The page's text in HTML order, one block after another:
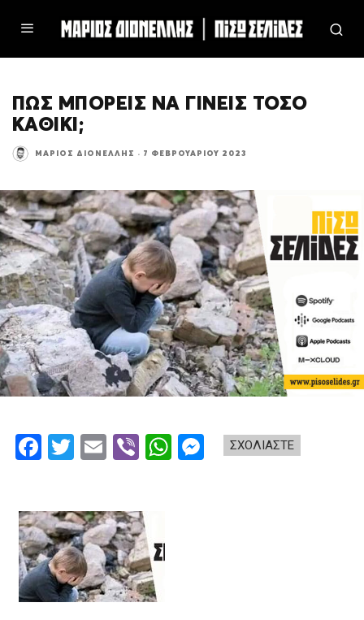
ΠΩΣ ΜΠΟΡΕΙΣ ΝΑ ΓΙΝΕΙΣ ΤΟΣΟ
ΚΑΘΙΚΙ;
ΜΆΡΙΟΣ ΔΙΟΝΈΛΛΗΣ · 7 ΦΕΒΡΟΥΑΡΊΟΥ 2023
ΣΧΟΛΙΑΣΤΕ
F
b
o
o
k
T
er
E
Vi
W